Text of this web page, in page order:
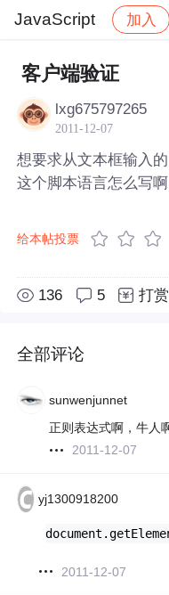
JavaScript 加入
社区 JavaScript
客户端验证
lxg675797265
2011-12-07
想要求从文本框输入
这个脚本语言怎么写啊
给本帖投票
136 5 打赏
全部评论
sunwenjunnet
正则表达式啊，牛人
2011-12-07
yj1300918200
2011-12-07